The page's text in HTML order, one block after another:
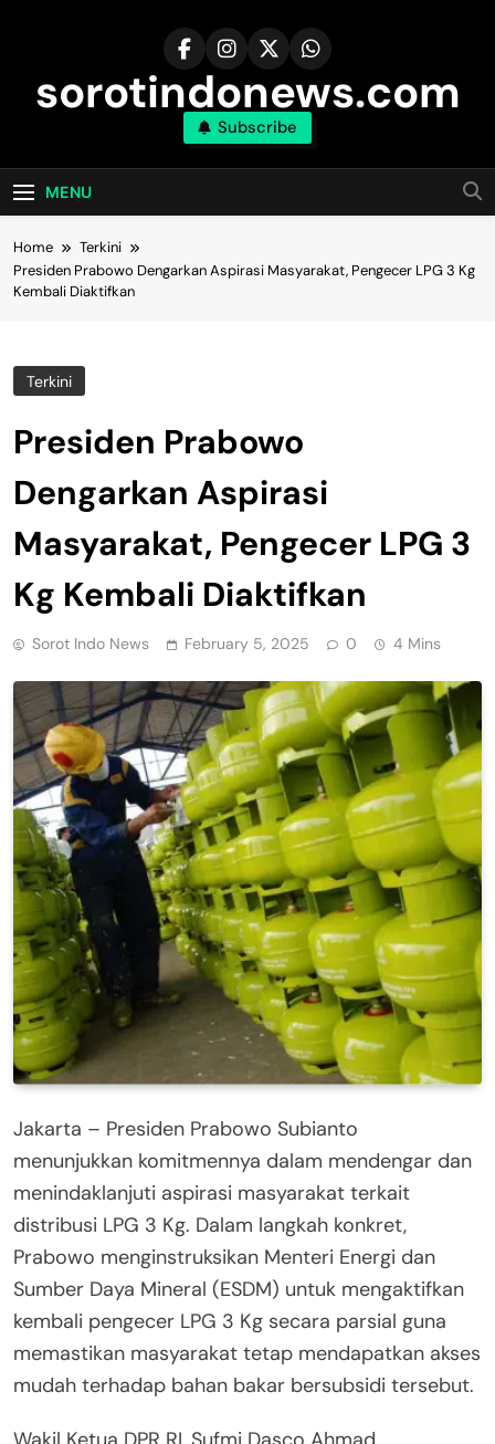
sorotindonews.com
Subscribe
MENU
Home
Terkini
Presiden Prabowo Dengarkan Aspirasi Masyarakat, Pengecer LPG 3 Kg
Kembali Diaktifkan
Terkini
Presiden Prabowo
Dengarkan Aspirasi
Masyarakat, Pengecer LPG 3
Kg Kembali Diaktifkan
Sorot Indo News February 5, 2025 0 4 Mins
Jakarta – Presiden Prabowo Subianto
menunjukkan komitmennya dalam mendengar dan
menindaklanjuti aspirasi masyarakat terkait
distribusi LPG 3 Kg. Dalam langkah konkret,
Prabowo menginstruksikan Menteri Energi dan
Sumber Daya Mineral (ESDM) untuk mengaktifkan
kembali pengecer LPG 3 Kg secara parsial guna
memastikan masyarakat tetap mendapatkan akses
mudah terhadap bahan bakar bersubsidi tersebut.